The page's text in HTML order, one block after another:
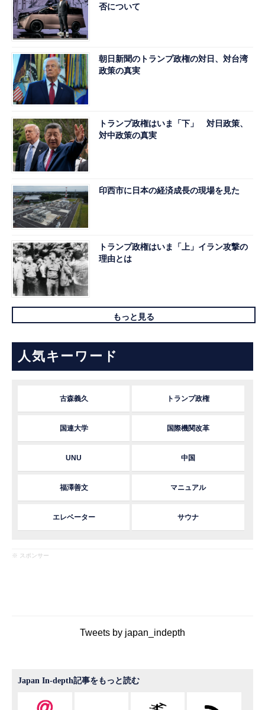
否について
朝日新聞のトランプ政権の対日、対台湾
政策の真実
トランプ政権はいま「下」 対日政策、
対中政策の真実
印西市に日本の経済成長の現場を見た
トランプ政権はいま「上」イラン攻撃の
理由とは
もっと見る
人気キーワード
古森義久 トランプ政権
国連大学 国際機関改革
UNU 中国
福澤善文 マニュアル
エレベーター サウナ
※ スポンサー
Tweets by japan_indepth
Japan In-depth記事をもっと読む